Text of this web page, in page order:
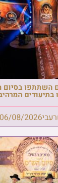
השתתפו
בתיעודים
06/08/2026